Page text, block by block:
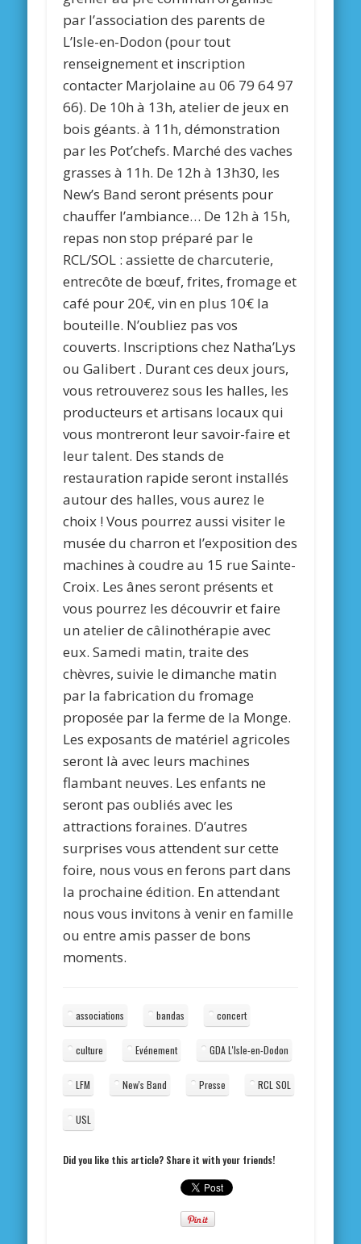
par l’association des parents de
L’Isle-en-Dodon (pour tout
renseignement et inscription
contacter Marjolaine au 06 79 64 97
66). De 10h à 13h, atelier de jeux en
bois géants. à 11h, démonstration
par les Pot’chefs. Marché des vaches
grasses à 11h. De 12h à 13h30, les
New’s Band seront présents pour
chauffer l’ambiance… De 12h à 15h,
repas non stop préparé par le
RCL/SOL : assiette de charcuterie,
entrecôte de bœuf, frites, fromage et
café pour 20€, vin en plus 10€ la
bouteille. N’oubliez pas vos
couverts. Inscriptions chez Natha’Lys
ou Galibert . Durant ces deux jours,
vous retrouverez sous les halles, les
producteurs et artisans locaux qui
vous montreront leur savoir-faire et
leur talent. Des stands de
restauration rapide seront installés
autour des halles, vous aurez le
choix ! Vous pourrez aussi visiter le
musée du charron et l’exposition des
machines à coudre au 15 rue Sainte-
Croix. Les ânes seront présents et
vous pourrez les découvrir et faire
un atelier de câlinothérapie avec
eux. Samedi matin, traite des
chèvres, suivie le dimanche matin
par la fabrication du fromage
proposée par la ferme de la Monge.
Les exposants de matériel agricoles
seront là avec leurs machines
flambant neuves. Les enfants ne
seront pas oubliés avec les
attractions foraines. D’autres
surprises vous attendent sur cette
foire, nous vous en ferons part dans
la prochaine édition. En attendant
nous vous invitons à venir en famille
ou entre amis passer de bons
moments.
associations bandas concert
culture Evénement GDA L'Isle-en-Dodon
LFM New's Band Presse RCL SOL
USL
Did you like this article? Share it with your friends!